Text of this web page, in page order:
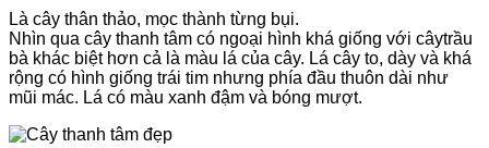
Là cây thân thảo, mọc thành từng bụi.
Nhìn qua cây thanh tâm có ngoại hình khá giống với câytrầu
bà khác biệt hơn cả là màu lá của cây. Lá cây to, dày và khá
rộng có hình giống trái tim nhưng phía đầu thuôn dài như
mũi mác. Lá có màu xanh đậm và bóng mượt.